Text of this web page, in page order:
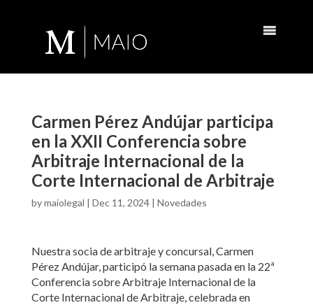
Carmen Pérez Andújar participa
en la XXII Conferencia sobre
Arbitraje Internacional de la
Corte Internacional de Arbitraje
bymaiolegal | Dec 11, 2024| Novedades
Nuestra socia de arbitraje y concursal, Carmen
Pérez Andújar, participó la semana pasada en la 22ª
Conferencia sobre Arbitraje Internacional de la
Corte Internacional de Arbitraje, celebrada en